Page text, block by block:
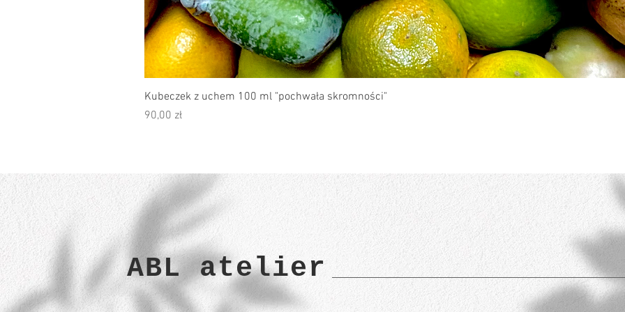
Kubeczek z uchem 100 ml "pochwała skromności"
Cena
90,00 zł
ABL atelier